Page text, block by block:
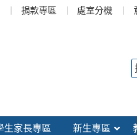
捐款專區 處室分機
生家長專區 新生專區